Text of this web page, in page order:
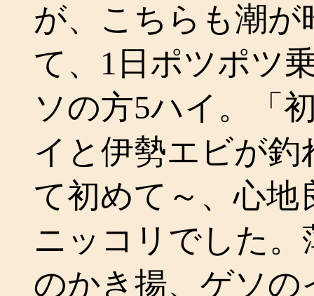
が、こちらも潮
て、1日ポツポツ
ソの方5ハイ。「
イと伊勢エビが
て初めて～、心地
ニッコリでした
のかき揚、ゲソ